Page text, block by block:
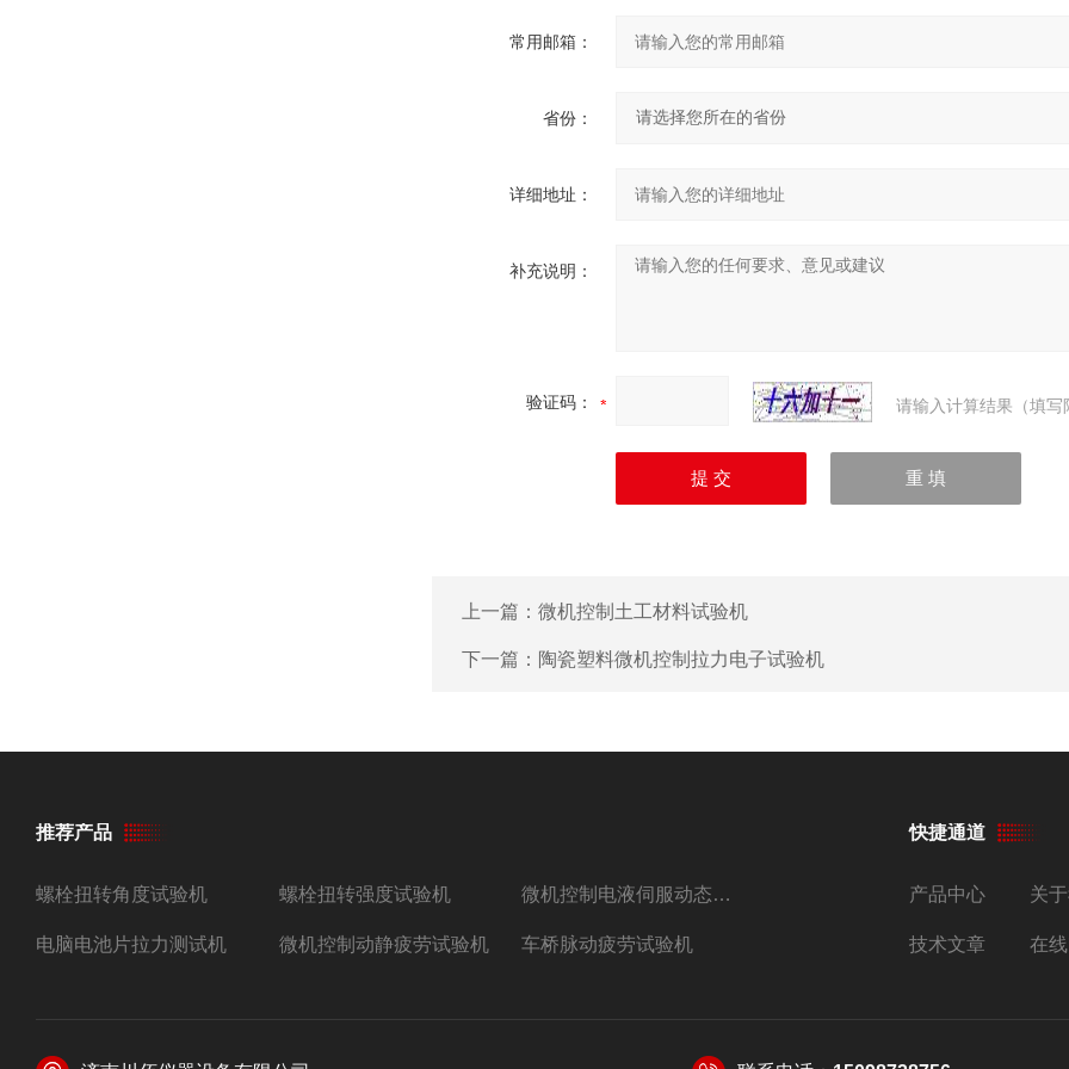
常用邮箱：
省份：
详细地址：
补充说明：
验证码： 请输入计算结果（填
上一篇： 微机控制土工材料试验机
下一篇： 陶瓷塑料微机控制拉力电子试验机
推荐产品
螺栓扭转角度试验机 螺栓扭转强度试验机 微机控制电液伺服动态压剪试验机
电脑电池片拉力测试机 微机控制动静疲劳试验机 车桥脉动疲劳试验机
快捷通道
产品中心 关
技术文章 在